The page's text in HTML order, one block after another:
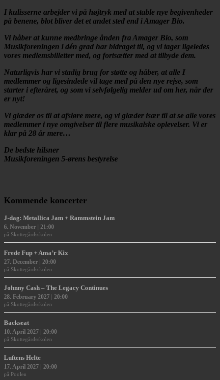
I kulisserne arbejder vi på højtryk med at stable nye begivenheder
på benene, blot bliver det et andet sted end i Amager Bio.
Vi håber at kunne medbringe ånden fra Amager Bio, som
Musikforeningen i dén grad har bidraget til, og vi tager ligeledes
vores medlemsbilletter med, og fortsætter med at tilbyde dem.
Naturligvis har vi stadig brug for støtte og håber, at alle I
medlemmer og ligesindede vil tage med på den nye rejse, som
starter i efteråret, og som vi selvfølgelig melder ud om her, når der
er nyt!
Vi glæder os til at afsløre mere, og vi glæder især til at se alle vores
medlemmer i nye omgivelser til flere musikalske oplevelser. Vi er
klar på 28 år mere…
De bedste hilsner
Musikforeningen 5-ørens bestyrelse
Kommende koncerter
J-dag: Metallica Jam + Rammstein Jam
6. November | 21:00
Skottegårdsskolen
Frede Fup + Ama’r Kix
27. December | 20:00
Skottegårdsskolen
Johnny Cash – The Legacy Continues
28. February 2027 | 20:00
Skottegårdsskolen
Backseat
10. April 2027 | 20:00
Skottegårdsskolen
Luftens Helte
17. April 2027 | 20:00
Poolen